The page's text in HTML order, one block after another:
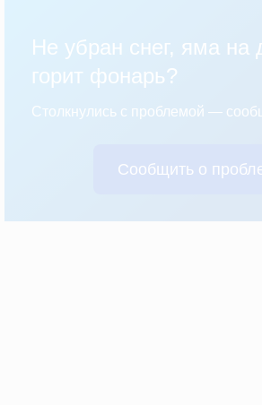
Не убран снег, яма на
горит фонарь?
Столкнулись с проблемой —
Сообщить о